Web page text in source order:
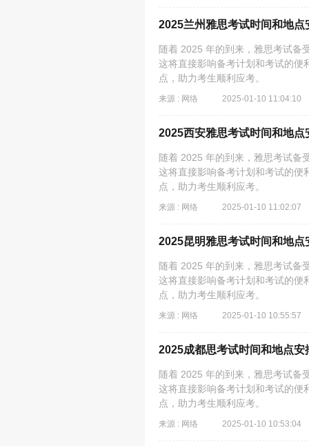
2025兰州雅思考试时间和地点
随着 2025 年的到来，雅思考试备
这将直接影响备考计划和考试的便
点，助力考生顺利应考。
来源 : 网络 2025-01-10 11:04:10
2025西安雅思考试时间和地点
随着 2025 年的到来，雅思考试备
这将直接影响备考计划和考试的便
点，助力考生顺利应考。
来源 : 网络 2025-01-10 11:02:07
2025昆明雅思考试时间和地点
随着 2025 年的到来，雅思考试备
这将直接影响备考计划和考试的便
点，助力考生顺利应考。
来源 : 网络 2025-01-10 10:55:57
2025成都思考试时间和地点安
随着 2025 年的到来，雅思考试备
这将直接影响备考计划和考试的便
点，助力考生顺利应考。
来源 : 网络 2025-01-10 10:53:04